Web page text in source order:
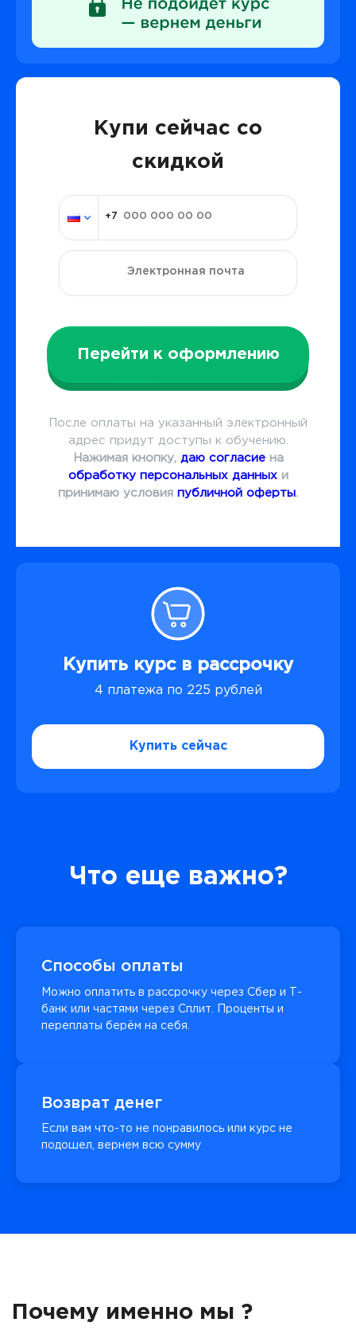
Купи сейчас со
скидкой
Перейти к оформлению
После оплаты на указанный электронный
адрес придут доступы к обучению.
Нажимая кнопку, даю согласиена
обработку персональных данныхи
принимаю условия публичной оферты.
Купить курс в рассрочку
4 платежа по 225 рублей
Купить сейчас
Что еще важно?
Способы оплаты
Можно оплатить в рассрочку через Сбер и Т-
банк или частями через Сплит. Проценты и
переплаты берём на себя.
Возврат денег
Если вам что-то не понравилось или курс не
подошел, вернем всю сумму
Почему именно мы ?